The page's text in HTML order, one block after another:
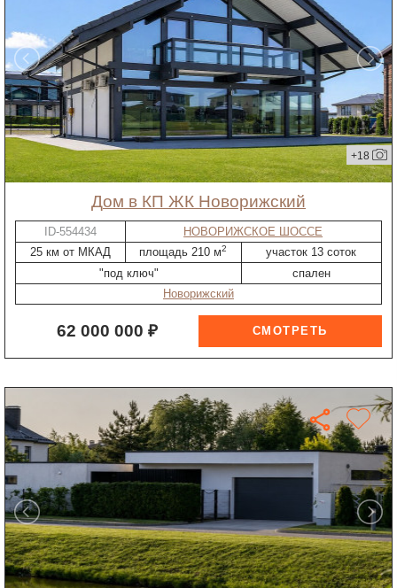
+18
дом в КП ЖК Новорижский
ID-554434
НОВОРИЖСКОЕ ШОССЕ
25 км от МКАД
площадь 210 м2
участок 13 соток
"под ключ"
спален
Новорижский
62 000 000 ₽